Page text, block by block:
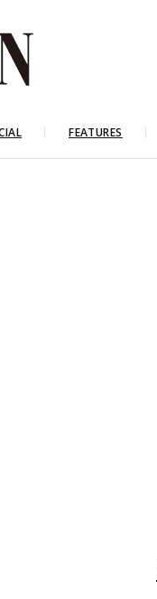
FEATURES